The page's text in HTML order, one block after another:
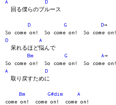
A
D
回る僕らのブルース
D G D→
So come on! So come on! So come on!
D
A
呆れるほど悩んで
Bm
G A→
So come on! So come on! So come on!
A
D
取り戻すために
Bm G#dim
A
come on! come on! come on!